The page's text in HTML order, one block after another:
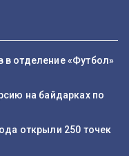
отделение «Футбол»
на байдарках по
открыли 250 точек